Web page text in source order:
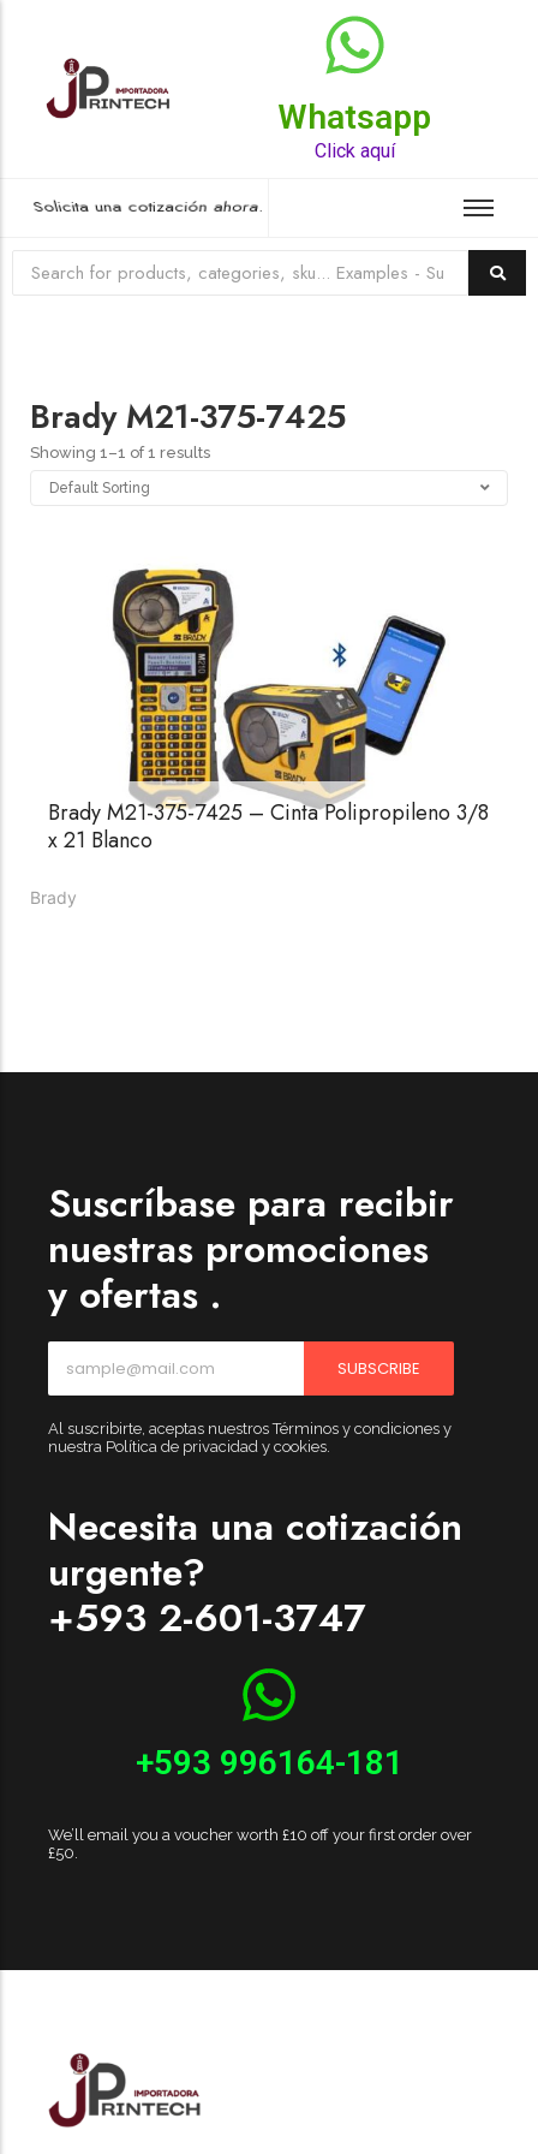
Whatsapp
Click aquí
Solicita una cotización ahora.
Top Rated Product
☆
Raychem HVT-Z-253/353-G – PUNTA
TERMINAL UNIP INT 35KV 2/0-350 MCM
(3UND/KIT)
industriales. Consulte este producto en Jprintech…
Forfeited you engrossed
Especially favourable
Menswear
Forfeited you engrossed
Another as studied
Especially favourable
Video
Brady M21-375-7425
Showing 1–1 of 1 results
Brady M21-375-7425 – Cinta Polipropileno 3/8
x 21 Blanco
Brady
Suscríbase para recibir
nuestras promociones
y ofertas .
SUBSCRIBE
Al suscribirte, aceptas nuestros Términos y condiciones y
nuestra Política de privacidad y cookies.
Necesita una cotización
urgente?
+593 2-601-3747
+593 996164-181
We’ll email you a voucher worth £10 off your first order over
£50.